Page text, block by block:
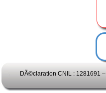
DÃ©claration CNIL : 1281691 –